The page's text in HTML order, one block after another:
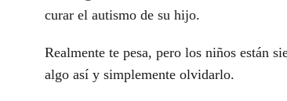
curar el autismo de su hijo.
Realmente te pesa, pero los niños están
algo así y simplemente olvidarlo.